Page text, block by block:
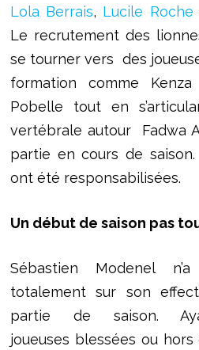
Lola Berrais, Lucile Roche
Le recrutement des
se tourner vers des
formation comme
Pobelle tout en
vertébrale autour Fadwa
partie en cours de
ont été responsabilisées.
Un début de saison pas
Sébastien Modenel
totalement sur son
partie de saison.
joueuses blessées ou